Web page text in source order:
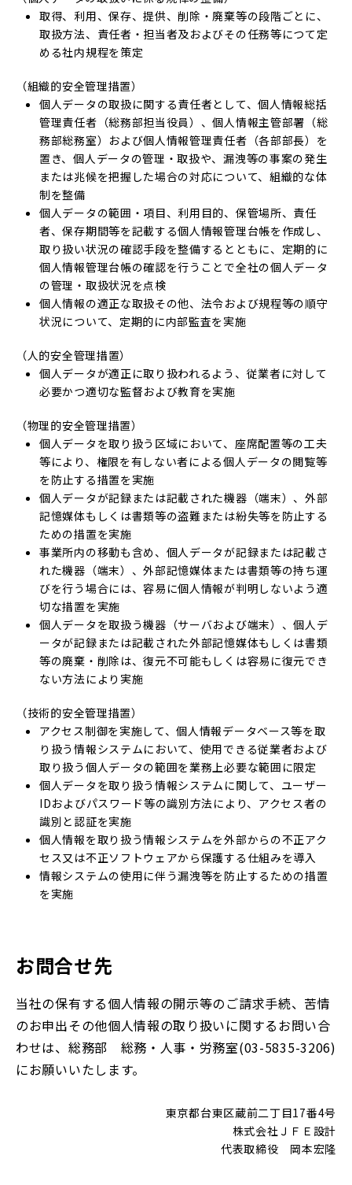
取得、利用、保存、提供、削除・廃棄等の段階ごとに、
取扱方法、責任者・担当者及およびその任務等につて定
める社内規程を策定
（組織的安全管理措置）
個人データの取扱に関する責任者として、個人情報総括
管理責任者（総務部担当役員）、個人情報主管部署（総
務部総務室）および個人情報管理責任者（各部部長）を
置き、個人データの管理・取扱や、漏洩等の事案の発生
または兆候を把握した場合の対応について、組織的な体
制を整備
個人データの範囲・項目、利用目的、保管場所、責任
者、保存期間等を記載する個人情報管理台帳を作成し、
取り扱い状況の確認手段を整備するとともに、定期的に
個人情報管理台帳の確認を行うことで全社の個人データ
の管理・取扱状況を点検
個人情報の適正な取扱その他、法令および規程等の順守
状況について、定期的に内部監査を実施
（人的安全管理措置）
個人データが適正に取り扱われるよう、従業者に対して
必要かつ適切な監督および教育を実施
（物理的安全管理措置）
個人データを取り扱う区域において、座席配置等の工夫
等により、権限を有しない者による個人データの閲覧等
を防止する措置を実施
個人データが記録または記載された機器（端末）、外部
記憶媒体もしくは書類等の盗難または紛失等を防止する
ための措置を実施
事業所内の移動も含め、個人データが記録または記載さ
れた機器（端末）、外部記憶媒体または書類等の持ち運
びを行う場合には、容易に個人情報が判明しないよう適
切な措置を実施
個人データを取扱う機器（サーバおよび端末）、個人デ
ータが記録または記載された外部記憶媒体もしくは書類
等の廃棄・削除は、復元不可能もしくは容易に復元でき
ない方法により実施
（技術的安全管理措置）
アクセス制御を実施して、個人情報データベース等を取
り扱う情報システムにおいて、使用できる従業者および
取り扱う個人データの範囲を業務上必要な範囲に限定
個人データを取り扱う情報システムに関して、ユーザー
IDおよびパスワード等の識別方法により、アクセス者の
識別と認証を実施
個人情報を取り扱う情報システムを外部からの不正アク
セス又は不正ソフトウェアから保護する仕組みを導入
情報システムの使用に伴う漏洩等を防止するための措置
を実施
お問合せ先
当社の保有する個人情報の開示等のご請求手続、苦情
のお申出その他個人情報の取り扱いに関するお問い合
わせは、総務部 総務・人事・労務室(03-5835-3206)
にお願いいたします。
東京都台東区蔵前二丁目17番4号
株式会社ＪＦＥ設計
代表取締役 岡本宏隆